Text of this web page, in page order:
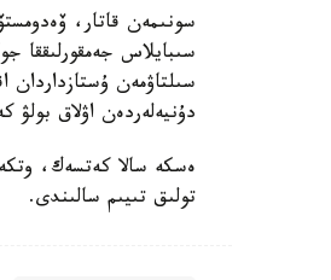
سونىمەن قاتار،
سىبايلاس جەمقورلىققا
سىلتاۋمەن
دۇنيەلەردەن اۋلاق
ەسكە سالا كەتسەك،
تولىق تىيىم سالىندى.